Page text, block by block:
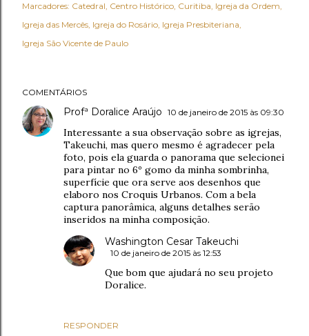
Marcadores: Catedral Centro Histórico Curitiba Igreja da Ordem
Igreja das Mercês Igreja do Rosário Igreja Presbiteriana
Igreja São Vicente de Paulo
COMENTÁRIOS
Profª Doralice Araújo 10 de janeiro de 2015 às 09:30
Interessante a sua observação sobre as igrejas,
Takeuchi, mas quero mesmo é agradecer pela
foto, pois ela guarda o panorama que selecionei
para pintar no 6º gomo da minha sombrinha,
superfície que ora serve aos desenhos que
elaboro nos Croquis Urbanos. Com a bela
captura panorâmica, alguns detalhes serão
inseridos na minha composição.
RESPONDER
Washington Cesar Takeuchi
10 de janeiro de 2015 às 12:53
Que bom que ajudará no seu projeto
Doralice.